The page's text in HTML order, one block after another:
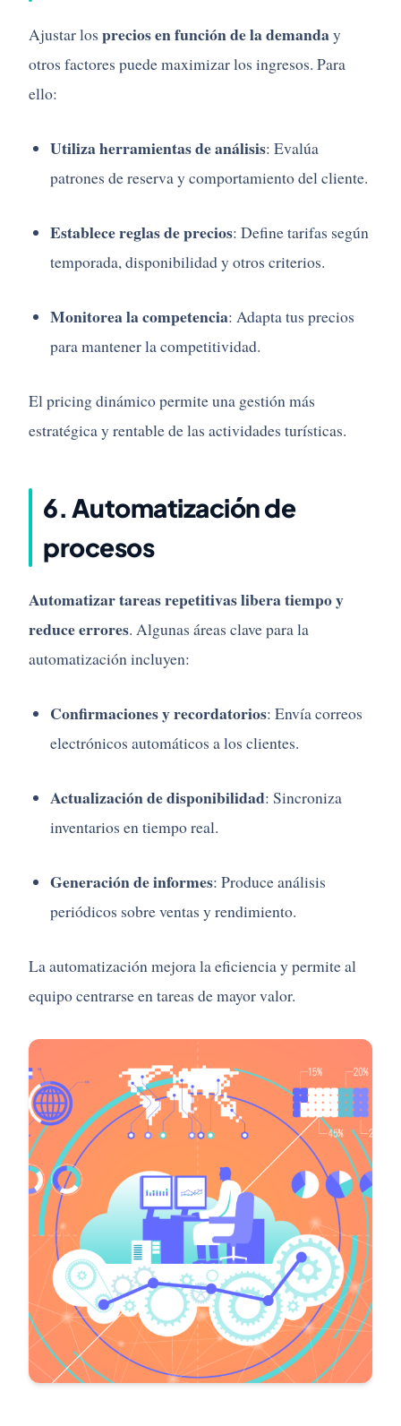
Ajustarlos preciosenfuncióndelademanday
otros factores puedemaximizarlos ingresos. Para
ello:
Utilizaherramientasdeanálisis: Evalúa
patrones dereservaycomportamientodel cliente.
Establecereglasdeprecios: Definetarifas según
temporada, disponibilidadyotros criterios.
Monitorealacompetencia: Adaptatus precios
paramantenerlacompetitividad.
El pricingdinámicopermiteuna gestión más
estratégicayrentabledelas actividades turísticas.
6. Automatizaciónde
procesos
Automatizartareasrepetitivasliberatiempoy
reduceerrores. Algunas áreas claveparala
automatización incluyen:
Confirmacionesyrecordatorios: Envíacorreos
electrónicos automáticos alos clientes.
Actualizacióndedisponibilidad: Sincroniza
inventarios en tiemporeal.
Generacióndeinformes: Produceanálisis
periódicos sobreventas yrendimiento.
Laautomatización mejoralaeficienciaypermiteal
equipocentrarseen tareas demayorvalor.